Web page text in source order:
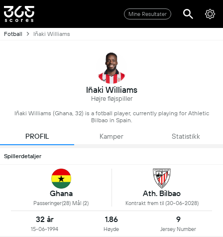
Mine Resultater
Fotball Iñaki Williams
Iñaki Williams
Højre fløjspiller
Iñaki Williams (Ghana, 32) is a fotball player, currently playing for Athletic
Bilbao in Spain.
PROFIL Kamper Statistikk
Spillerdetaljer
Ghana
Passeringer(28) Mål (2)
Ath. Bilbao
Kontrakt frem til (30-06-2028)
32 år
15-06-1994
1.86
Høyde
9
Jersey Number